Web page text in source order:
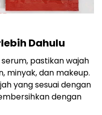
Dahulu
pastikan wajah
minyak, dan makeup.
yang sesuai dengan
dengan